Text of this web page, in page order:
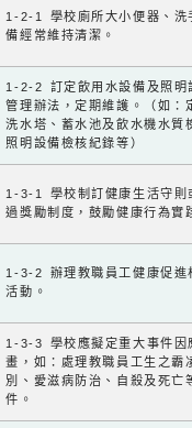
1-2-1 學校廁所大小便器、洗
備經常維持清潔。
1-2-2 訂定飲用水設備及照明
管理辦法，定期維護。（如：
洗水塔、蓄水池及飲水機水質
照明設備檢核紀錄等）
1-3-1 學校制訂健康生活守則
過獎勵制度，鼓勵健康行為實
1-3-2 辦理教職員工健康促進
活動。
1-3-3 學校應擬定重大事件因
畫，如：處理教職員工生之霸
別、愛滋病防治、自殺及死亡
件。